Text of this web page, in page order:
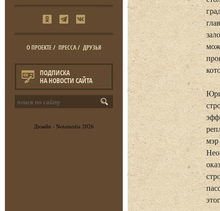
О ПРОЕКТЕ/ ПРЕССА/ ДРУЗЬЯ
ПОДПИСКА
НА НОВОСТИ САЙТА
Дизайн - Notamedia 2026